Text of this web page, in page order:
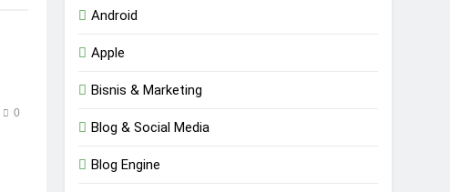
0
Android
Apple
Bisnis & Marketing
Blog & Social Media
Blog Engine